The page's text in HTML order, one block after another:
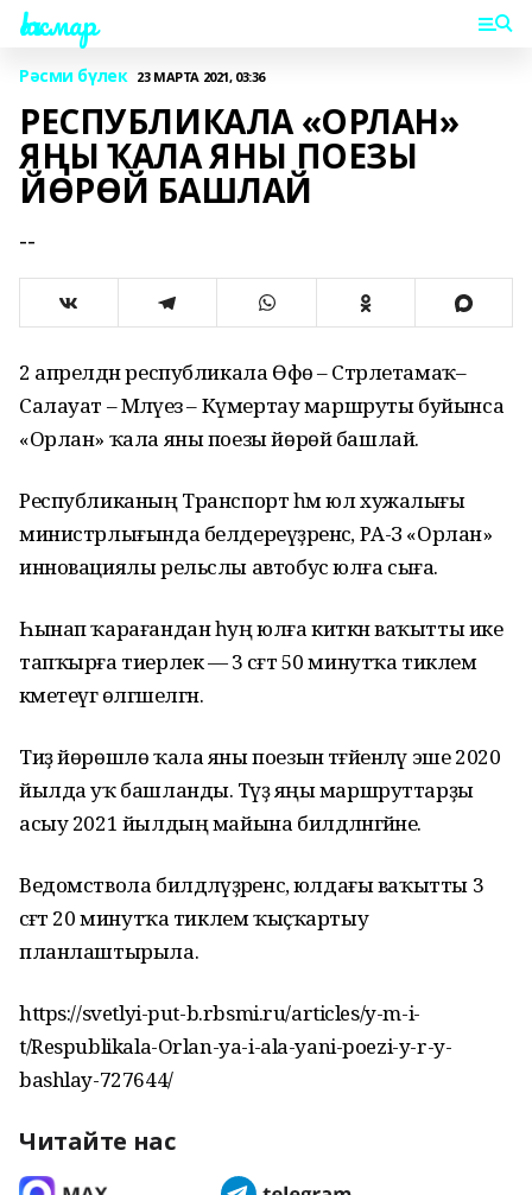
Һаҡмар
Рәсми бүлек 23 МАРТА 2021, 03:36
РЕСПУБЛИКАЛА «ОРЛАН»
ЯҢЫ ҠАЛА ЯНЫ ПОЕЗЫ
ЙӨРӨЙ БАШЛАЙ
--
2 апрелдән республикала Өфө – Стәрлетамаҡ–
Салауат – Мәләүез – Күмертау маршруты буйынса
«Орлан» ҡала яны поезы йөрөй башлай.
Республиканың Транспорт һәм юл хужалығы
министрлығында белдереүҙәренсә, РА-З «Орлан»
инновациялы рельслы автобус юлға сыға.
Һынап ҡарағандан һуң юлға киткән ваҡытты ике
тапҡырға тиерлек — 3 сәғәт 50 минутҡа тиклем
кәметеүгә өлгәшелгән.
Тиҙ йөрөшлө ҡала яны поезын тәғәйенләү эше 2020
йылда уҡ башланды. Тәүҙә яңы маршруттарҙы
асыу 2021 йылдың майына билдәләнгәйне.
Ведомствола билдәләүҙәренсә, юлдағы ваҡытты 3
сәғәт 20 минутҡа тиклем ҡыҫҡартыу
планлаштырыла.
https://svetlyi-put-b.rbsmi.ru/articles/y-m-i-
t/Respublikala-Orlan-ya-i-ala-yani-poezi-y-r-y-
bashlay-727644/
Читайте нас